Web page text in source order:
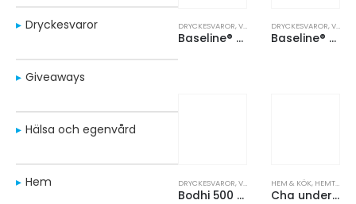
Dryckesvaror
Giveaways
Hälsa och egenvård
Hem
DRYCKESVAROR,VATTENFLASKOR
Baseline® Plus 500 ml sportflaska
DRYCKESVAROR,VATTENFLASKOR
Baseline® Plus 650 ml sportflaska
DRYCKESVAROR,VATTENFLASKOR
Bodhi 500 ml sportflaska
HEM & KÖK, HEMTILLBEHÖR
Cha underlägg av bambu